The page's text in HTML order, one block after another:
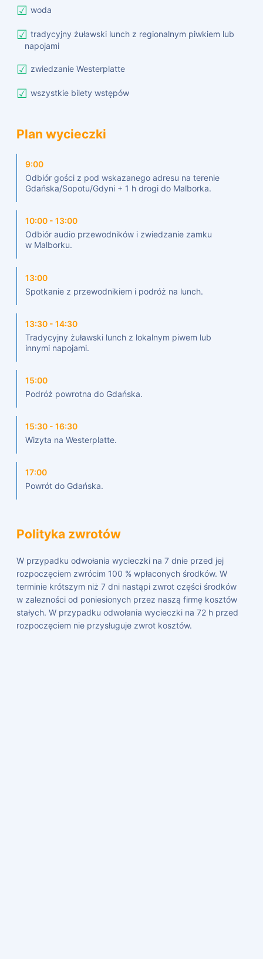
woda
tradycyjny żuławski lunch z regionalnym piwkiem lub
napojami
zwiedzanie Westerplatte
wszystkie bilety wstępów
Plan wycieczki
9:00
Odbiór gości z pod wskazanego adresu na terenie
Gdańska/Sopotu/Gdyni + 1 h drogi do Malborka.
10:00 - 13:00
Odbiór audio przewodników i zwiedzanie zamku
w Malborku.
13:00
Spotkanie z przewodnikiem i podróż na lunch.
13:30 - 14:30
Tradycyjny żuławski lunch z lokalnym piwem lub
innymi napojami.
15:00
Podróż powrotna do Gdańska.
15:30 - 16:30
Wizyta na Westerplatte.
17:00
Powrót do Gdańska.
Polityka zwrotów
W przypadku odwołania wycieczki na 7 dnie przed jej
rozpoczęciem zwrócim 100 % wpłaconych środków. W
terminie krótszym niż 7 dni nastąpi zwrot części środków
w zalezności od poniesionych przez naszą firmę kosztów
stałych. W przypadku odwołania wycieczki na 72 h przed
rozpoczęciem nie przysługuje zwrot kosztów.